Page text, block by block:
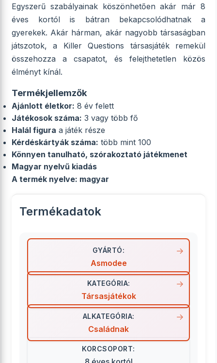
Egyszerű szabályainak köszönhetően akár már 8
éves kortól is bátran bekapcsolódhatnak a
gyerekek. Akár hárman, akár nagyobb társaságban
játszotok, a Killer Questions társasjáték remekül
összehozza a csapatot, és felejthetetlen közös
élményt kínál.
Termékjellemzők
Ajánlott életkor: 8 év felett
Játékosok száma: 3 vagy több fő
Halál figura a játék része
Kérdéskártyák száma: több mint 100
Könnyen tanulható, szórakoztató játékmenet
Magyar nyelvű kiadás
A termék nyelve: magyar
Termékadatok
GYÁRTÓ:
Asmodee
KATEGÓRIA:
Társasjátékok
ALKATEGÓRIA:
Családnak
KORCSOPORT: